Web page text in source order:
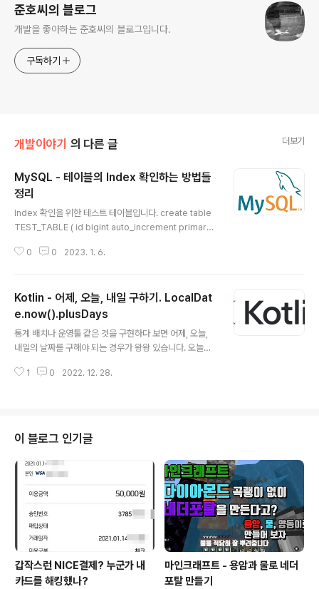
준호씨의 블로그
개발을 좋아하는 준호씨의 블로그입니다.
구독하기
개발이야기 의 다른 글 더보기
MySQL - 테이블의 Index 확인하는 방법들
정리
Index 확인을 위한 테스트 테이블입니다. create table
TEST_TABLE ( id bigint auto_increment primary
eated datetime not null comment '생성일', update
dated); create index idx_updated on TEST_TAB
LE (updated); SHOW INDEX FROM TableName;
가장 쉽게 INDEX를 조회하는 방법은 다음과 같습니다. S
HOW INDEX..
0 0 2023. 1. 6.
Kotlin - 어제, 오늘, 내일 구하기. LocalDat
e.now().plusDays
통계 배치나 운영툴 같은 것을 구현하다 보면 어제, 오늘,
내일의 날짜를 구해야 되는 경우가 왕왕 있습니다. 오늘은
봅시다. LocalDate.now() 그리고 LocalDate.now().pl
2-12-28 println(LocalDate.now().plusDays(1)) //
2022-12-29 리턴 타입은 LocalDate 타입입니다. 문자
열로 리턴 받으려면? LocalDate.now()의 리턴타입은 L
ocal..
1 0 2022. 12. 28.
이 블로그 인기글
갑작스런 NICE결제? 누군가 내
카드를 해킹했나?
마인크래프트 - 용암과 물로 네더
포탈 만들기